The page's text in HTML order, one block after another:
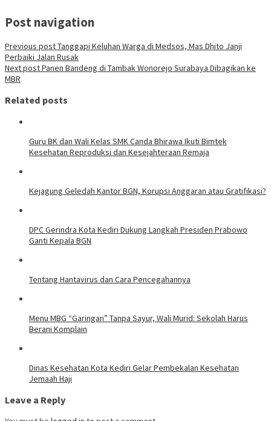
Post navigation
Previous postTanggapi Keluhan Warga di Medsos, Mas Dhito Janji
Perbaiki Jalan Rusak
Next postPanen Bandeng di Tambak Wonorejo Surabaya Dibagikan ke
MBR
Related posts
Guru BK dan Wali Kelas SMK Canda Bhirawa Ikuti Bimtek
Kesehatan Reproduksi dan Kesejahteraan Remaja
Kejagung Geledah Kantor BGN, Korupsi Anggaran atau Gratifikasi?
DPC Gerindra Kota Kediri Dukung Langkah Presiden Prabowo
Ganti Kepala BGN
Tentang Hantavirus dan Cara Pencegahannya
Menu MBG “Garingan” Tanpa Sayur, Wali Murid: Sekolah Harus
Berani Komplain
Dinas Kesehatan Kota Kediri Gelar Pembekalan Kesehatan
Jemaah Haji
Leave a Reply